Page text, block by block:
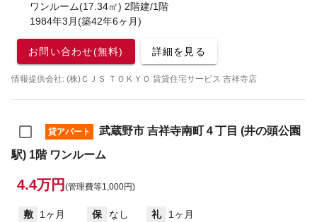
ワンルーム(17.34㎡) 2階建/1階
1984年3月(築42年6ヶ月)
お問い合わせ(無料) 詳細を見る
情報提供会社: (株)ＣＪＳ ＴＯＫＹＯ 賃貸住宅サービス 吉祥寺店
貸アパート
武蔵野市 吉祥寺南町４丁目 (井の頭公園
駅) 1階 ワンルーム
4.4万円 (管理費等1,000円)
敷 1ヶ月 保 なし 礼
1ヶ月